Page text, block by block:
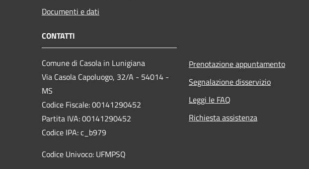
Documenti e dati
CONTATTI
Comune di Casola in Lunigiana
Via Casola Capoluogo, 32/A - 54014 -
MS
Codice Fiscale: 00141290452
Partita IVA: 00141290452
Codice IPA: c_b979
Codice Univoco: UFMPSQ
Prenotazione appuntamento
Segnalazione disservizio
Leggi le FAQ
Richiesta assistenza